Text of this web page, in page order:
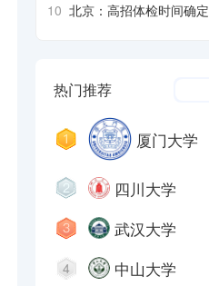
10 北京：高招体检时间确定
热门推荐
厦门大学
四川大学
武汉大学
4 中山大学